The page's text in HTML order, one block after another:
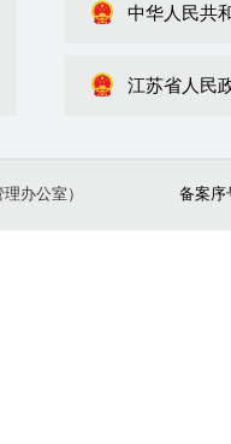
中华人民共
江苏省人民
办公室） 备案序